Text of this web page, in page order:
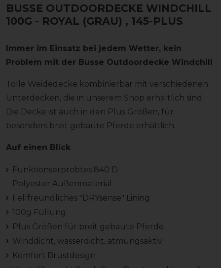
BUSSE OUTDOORDECKE WINDCHILL
100G - ROYAL (GRAU) , 145-PLUS
Immer im Einsatz bei jedem Wetter, kein
Problem mit der Busse Outdoordecke Windchill
Tolle Weidedecke kombinierbar mit verschiedenen
Unterdecken, die in unserem Shop erhältlich sind.
Die Decke ist auch in den Plus Größen, für
besonders breit gebaute Pferde erhältlich.
Auf einen Blick
Funktionserprobtes 840 D
Polyester Außenmaterial
Fellfreundliches "DRYsense" Lining
100g Füllung
Plus Größen für breit gebaute Pferde
Winddicht, wasserdicht, atmungsaktiv
Komfort Brustdesign